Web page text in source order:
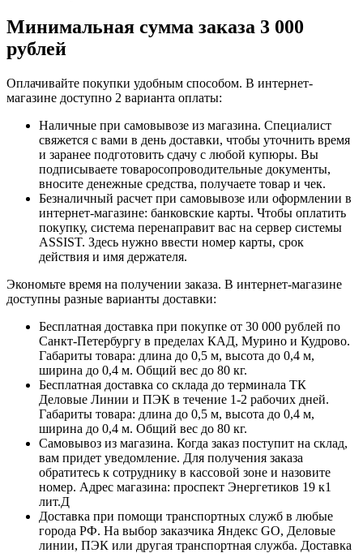
Минимальная сумма заказа 3 000
рублей
Оплачивайте покупки удобным способом. В интернет-
магазине доступно 2 варианта оплаты:
Наличные при самовывозе из магазина. Специалист
свяжется с вами в день доставки, чтобы уточнить время
и заранее подготовить сдачу с любой купюры. Вы
подписываете товаросопроводительные документы,
вносите денежные средства, получаете товар и чек.
Безналичный расчет при самовывозе или оформлении в
интернет-магазине: банковские карты. Чтобы оплатить
покупку, система перенаправит вас на сервер системы
ASSIST. Здесь нужно ввести номер карты, срок
действия и имя держателя.
Экономьте время на получении заказа. В интернет-магазине
доступны разные варианты доставки:
Бесплатная доставка при покупке от 30 000 рублей по
Санкт-Петербургу в пределах КАД, Мурино и Кудрово.
Габариты товара: длина до 0,5 м, высота до 0,4 м,
ширина до 0,4 м. Общий вес до 80 кг.
Бесплатная доставка со склада до терминала ТК
Деловые Линии и ПЭК в течение 1-2 рабочих дней.
Габариты товара: длина до 0,5 м, высота до 0,4 м,
ширина до 0,4 м. Общий вес до 80 кг.
Самовывоз из магазина. Когда заказ поступит на склад,
вам придет уведомление. Для получения заказа
обратитесь к сотруднику в кассовой зоне и назовите
номер. Адрес магазина: проспект Энергетиков 19 к1
лит.Д
Доставка при помощи транспортных служб в любые
города РФ. На выбор заказчика Яндекс GO, Деловые
линии, ПЭК или другая транспортная служба. Доставка